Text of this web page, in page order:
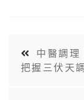
中醫調
把握三伏天